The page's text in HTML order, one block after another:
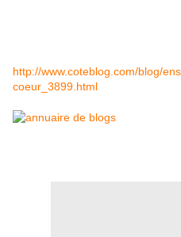
http://www.coteblog.com/blog/
coeur_3899.html